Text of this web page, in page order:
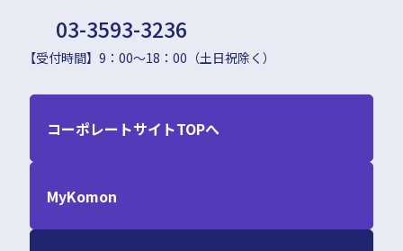
03-3593-3236
【受付時間】9：00〜18：00（土日祝除く）
コーポレートサイトTOPへ
MyKomon